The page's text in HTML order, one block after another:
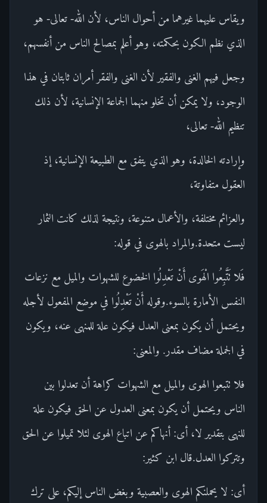
ويقاس عليهما غيرهما من أحوال الناس، لأن الله- تعالى- هو
الذي نظم الكون بحكمته، وهو أعلم بمصالح الناس من أنفسهم،
وجعل فيهم الغنى والفقير لأن الغنى والفقر أمران ثابتان في هذا
الوجود، ولا يمكن أن تخلو منهما الجماعة الإنسانية، لأن ذلك
تنظيم الله- تعالى،
وإرادته الخالدة، وهو الذي يتفق مع الطبيعة الإنسانية، إذ
العقول متفاوتة،
والعزائم مختلفة، والأعمال متنوعة، ونتيجة لذلك كانت الثمار
ليست متحدة.والمراد بالهوى في قوله:
فَلا تَتَّبِعُوا الْهَوى أَنْ تَعْدِلُوا الخضوع للشهوات والميل مع نزعات
النفس الأمارة بالسوء.وقوله أَنْ تَعْدِلُوا في موضع المفعول لأجله
ويحتمل أن يكون بمعنى العدل فيكون علة للمنهى عنه، ويكون
في الجملة مضاف مقدر. والمعنى:
فلا تتبعوا الهوى والميل مع الشهوات كراهة أن تعدلوا بين
الناس ويحتمل أن يكون بمعنى العدول عن الحق فيكون علة
للنهى بتقدير لا، أى: أنهاكم عن اتباع الهوى لئلا تميلوا عن الحق
وتتركوا العدل.قال ابن كثير:
أى: لا يحملنكم الهوى والعصبية وبغض الناس إليكم، على ترك